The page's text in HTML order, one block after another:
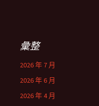
彙整
2026 年 7 月
2026 年 6 月
2026 年 4 月